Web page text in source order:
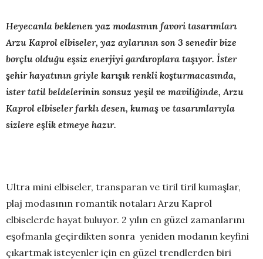
Heyecanla beklenen yaz modasının favori tasarımları
Arzu Kaprol elbiseler, yaz aylarının son 3 senedir bize
borçlu olduğu eşsiz enerjiyi gardıroplara taşıyor. İster
şehir hayatının griyle karışık renkli koşturmacasında,
ister tatil beldelerinin sonsuz yeşil ve maviliğinde, Arzu
Kaprol elbiseler farklı desen, kumaş ve tasarımlarıyla
sizlere eşlik etmeye hazır.
Ultra mini elbiseler, transparan ve tiril tiril kumaşlar,
plaj modasının romantik notaları Arzu Kaprol
elbiselerde hayat buluyor. 2 yılın en güzel zamanlarını
eşofmanla geçirdikten sonra yeniden modanın keyfini
çıkartmak isteyenler için en güzel trendlerden biri